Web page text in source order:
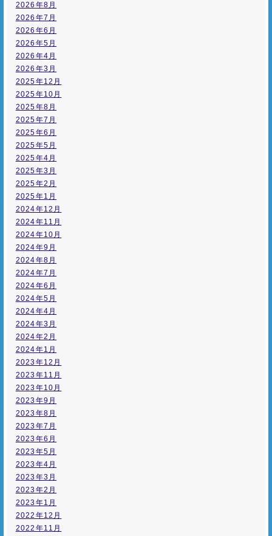
2026年8月
2026年7月
2026年6月
2026年5月
2026年4月
2026年3月
2025年12月
2025年10月
2025年8月
2025年7月
2025年6月
2025年5月
2025年4月
2025年3月
2025年2月
2025年1月
2024年12月
2024年11月
2024年10月
2024年9月
2024年8月
2024年7月
2024年6月
2024年5月
2024年4月
2024年3月
2024年2月
2024年1月
2023年12月
2023年11月
2023年10月
2023年9月
2023年8月
2023年7月
2023年6月
2023年5月
2023年4月
2023年3月
2023年2月
2023年1月
2022年12月
2022年11月